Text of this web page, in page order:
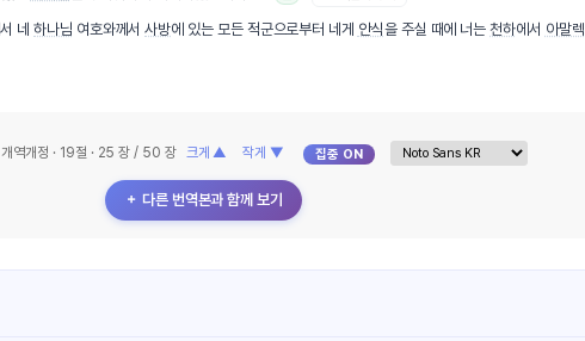
서 네하나님 여호와께서사방에 있는 모든 적군으로부터 네게 안식을 주실 때에 너는천하에서 아말렉
개역개정 · 19절 · 25 장 / 50 장 크게 ▲ 작게 ▼ 집중 ON
＋ 다른 번역본과 함께 보기